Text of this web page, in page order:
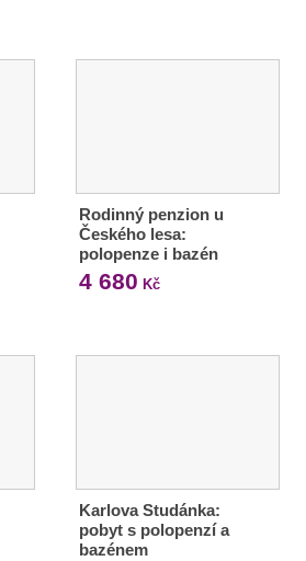
Rodinný penzion u
Českého lesa:
polopenze i bazén
4 680 Kč
Karlova Studánka:
pobyt s polopenzí a
bazénem